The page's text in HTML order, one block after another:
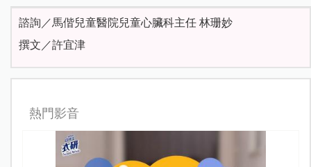
諮詢／馬偕兒童醫院兒童心臟科主任 林珊妙
撰文／許宜津
熱門影音